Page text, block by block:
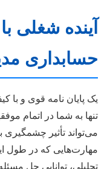
آینده شغلی
حسابداری
یک پایان نامه قوی و با
تنها به شما در اتمام
می‌تواند تأثیر چشمگیری
مهارت‌هایی که در طول
تحلیلی، توانایی حل